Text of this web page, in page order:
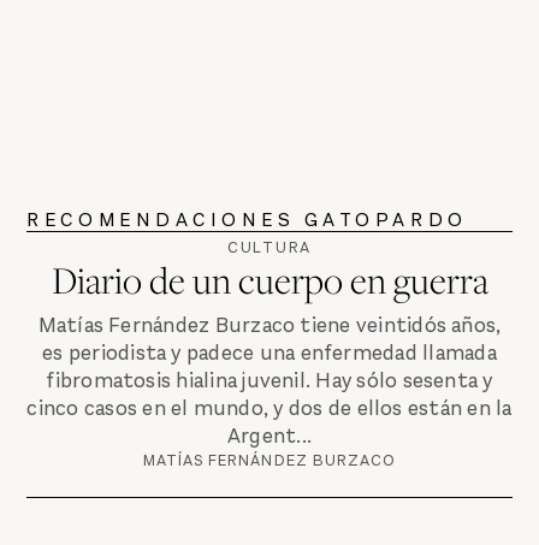
RECOMENDACIONES GATOPARDO
CULTURA
Diario de un cuerpo en guerra
Matías Fernández Burzaco tiene veintidós años,
es periodista y padece una enfermedad llamada
fibromatosis hialina juvenil. Hay sólo sesenta y
cinco casos en el mundo, y dos de ellos están en la
Argent...
MATÍAS FERNÁNDEZ BURZACO